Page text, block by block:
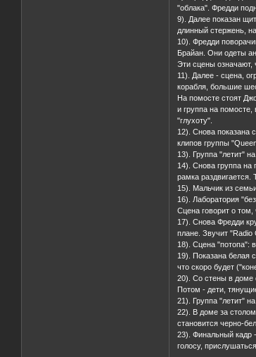
"облака". Фредди
9). Далее показан
длинный стержень,
10). Фредди
Брайан. Они одеты
Эти сцены означают,
11). Далее - сцена,
корабля, большие
На помосте стоят
и группа на
"глухоту".
12). Снова показана
клипов группы
13). Группа "летит"
14). Снова группа на
рамка раздвигается.
15). Мальчик из
16). Лаборатория
Сцена говорит о
17). Снова Фредди
плане. Звучит "Radio
18). Сцена "потопа":
19). Показана белая
что скоро будет
20). Со стены в доме
Потом - дети,
21). Группа "летит"
22). В доме за
становится черно-
23). Финальный кадр
голосу,